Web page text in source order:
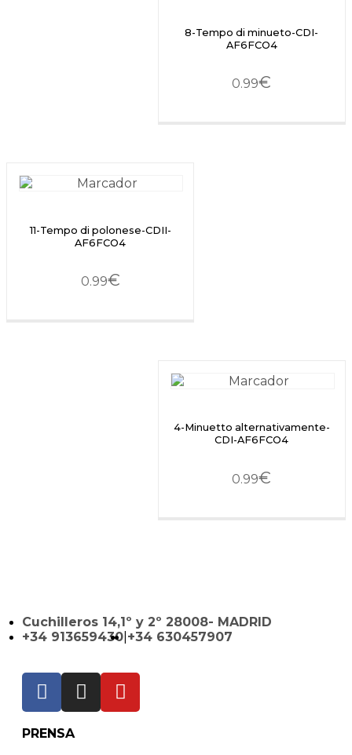
8-Tempo di minueto-CDI-
AF6FCO4
0.99€
11-Tempo di polonese-CDII-
AF6FCO4
0.99€
4-Minuetto alternativamente-
CDI-AF6FCO4
0.99€
Cuchilleros 14,1º y 2º 28008- MADRID
+34 913659430 +34 630457907
PRENSA